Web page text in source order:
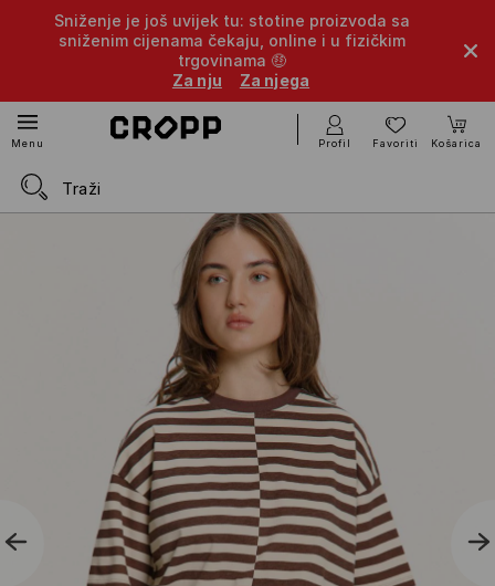
Sniženje je još uvijek tu: stotine proizvoda sa
sniženim cijenama čekaju, online i u fizičkim
trgovinama 🤑
Za nju
Za njega
Menu Profil Favoriti Košarica